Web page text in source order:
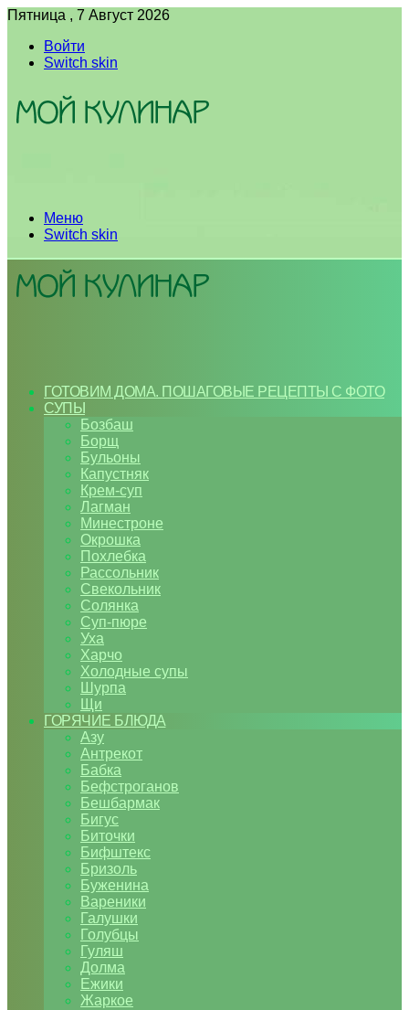
Пятница , 7 Август 2026
Войти
Switch skin
Меню
Switch skin
ГОТОВИМ ДОМА. ПОШАГОВЫЕ РЕЦЕПТЫ С ФОТО
СУПЫ
Бозбаш
Борщ
Бульоны
Капустняк
Крем-суп
Лагман
Минестроне
Окрошка
Похлебка
Рассольник
Свекольник
Солянка
Суп-пюре
Уха
Харчо
Холодные супы
Шурпа
Щи
ГОРЯЧИЕ БЛЮДА
Азу
Антрекот
Бабка
Бефстроганов
Бешбармак
Бигус
Биточки
Бифштекс
Бризоль
Буженина
Вареники
Галушки
Голубцы
Гуляш
Долма
Ежики
Жаркое